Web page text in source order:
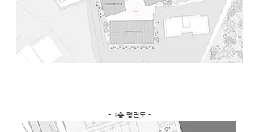
- 1층 평면도 -